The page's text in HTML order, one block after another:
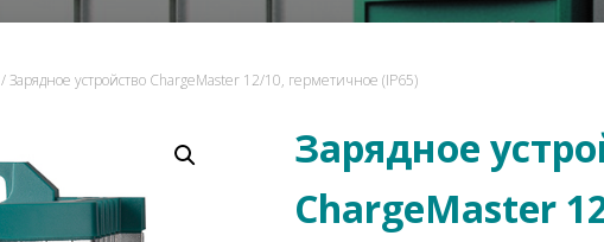
/ Зарядное устройство ChargeMaster 12/10, герметичное (IP65)
Зарядное
ChargeMaster